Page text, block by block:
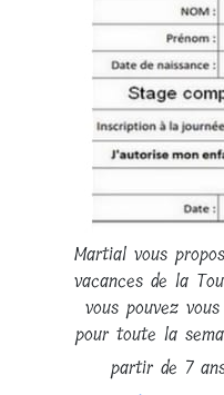
Martial vous
vacances de la
vous pouvez
pour toute la
partir de 7